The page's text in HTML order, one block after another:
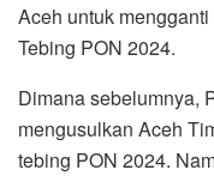
Aceh untuk
Tebing PON 2024.
Dimana sebelumnya,
mengusulkan Aceh
tebing PON 2024.